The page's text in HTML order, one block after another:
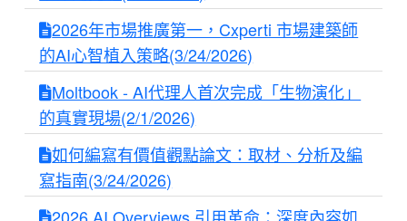
2026年市場推廣第一，Cxperti 市場建築師
的AI心智植入策略(3/24/2026)
Moltbook - AI代理人首次完成「生物演化」
的真實現場(2/1/2026)
如何編寫有價值觀點論文：取材、分析及編
寫指南(3/24/2026)